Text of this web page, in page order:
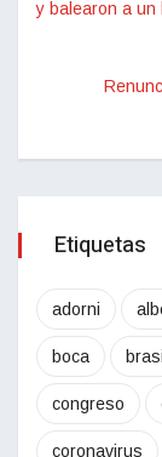
y balearon a un
Etiquetas
adorni
boca brasil
congreso
coronavirus